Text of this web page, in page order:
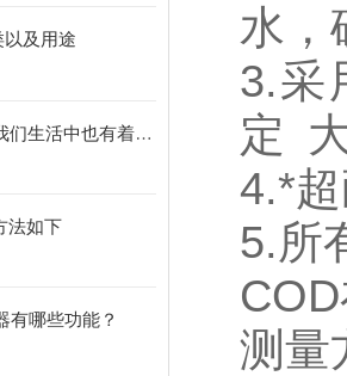
及用途
细心观察,限位开关在我们生活中也有着广泛运用
法如下
有哪些功能？
水，
3.采
定
4.*
5.所
测量